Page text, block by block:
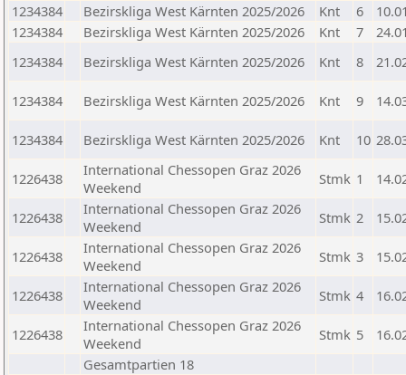
1234384
Bezirskliga West Kärnten 2025/2026 Knt 6
1234384
Bezirskliga West Kärnten 2025/2026 Knt 7
1234384
Bezirskliga West Kärnten 2025/2026 Knt 8
1234384 Bezirskliga West Kärnten 2025/2026 Knt 9
1234384 Bezirskliga West Kärnten 2025/2026 Knt 10
1226438
International Chessopen Graz 2026
Weekend
Stmk 1
1226438
International Chessopen Graz 2026
Weekend
Stmk 2
1226438
International Chessopen Graz 2026
Weekend
Stmk 3
1226438
International Chessopen Graz 2026
Weekend
Stmk 4
1226438
International Chessopen Graz 2026
Weekend
Stmk 5
Gesamtpartien 18